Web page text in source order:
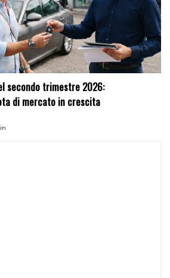
secondo trimestre 2026:
di mercato in crescita